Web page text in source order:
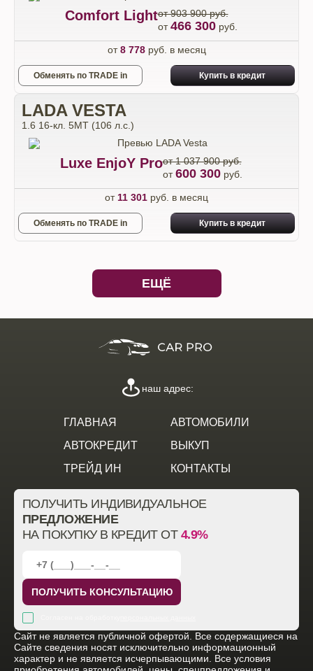
Comfort Lightот 903 900 руб.
от466 300руб.
от8 778руб. в месяц
Обменять по TRADE in Купить в кредит
LADA VESTA
1.6 16-кл. 5МТ (106 л.с.)
Luxe EnjoY Proот 1 037 900 руб.
от600 300руб.
от 11 301 руб. в месяц
Обменять по TRADE in Купить в кредит
ЕЩЁ
ГЛАВНАЯ
АВТОМОБИЛИ
АВТОКРЕДИТ
ВЫКУП
ТРЕЙД ИН
КОНТАКТЫ
наш адрес:
ПОЛУЧИТЬ ИНДИВИДУАЛЬНОЕ
ПРЕДЛОЖЕНИЕ
НА ПОКУПКУ В КРЕДИТ ОТ 4.9%
ПОЛУЧИТЬ КОНСУЛЬТАЦИЮ
Cайт не является публичной офертой. Все содержащиеся на
Сайте сведения носят исключительно информационный
характер и не является исчерпывающими. Все условия